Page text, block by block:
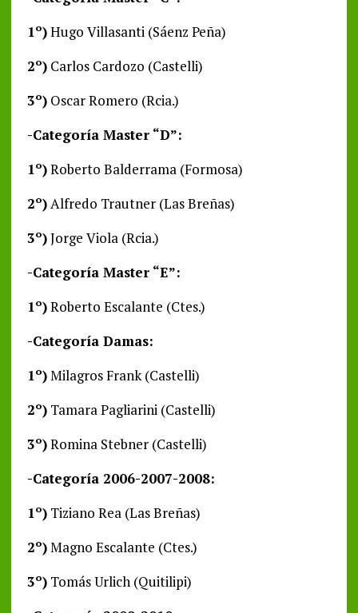
1º)Hugo Villasanti (Sáenz Peña)
2º)Carlos Cardozo (Castelli)
3º)Oscar Romero (Rcia.)
-Categoría Master “D”:
1º)Roberto Balderrama (Formosa)
2º)Alfredo Trautner (Las Breñas)
3º)Jorge Viola (Rcia.)
-Categoría Master “E”:
1º)Roberto Escalante (Ctes.)
-Categoría Damas:
1º)Milagros Frank (Castelli)
2º)Tamara Pagliarini (Castelli)
3º)Romina Stebner (Castelli)
-Categoría 2006-2007-2008:
1º)Tiziano Rea (Las Breñas)
2º)Magno Escalante (Ctes.)
3º)Tomás Urlich (Quitilipi)